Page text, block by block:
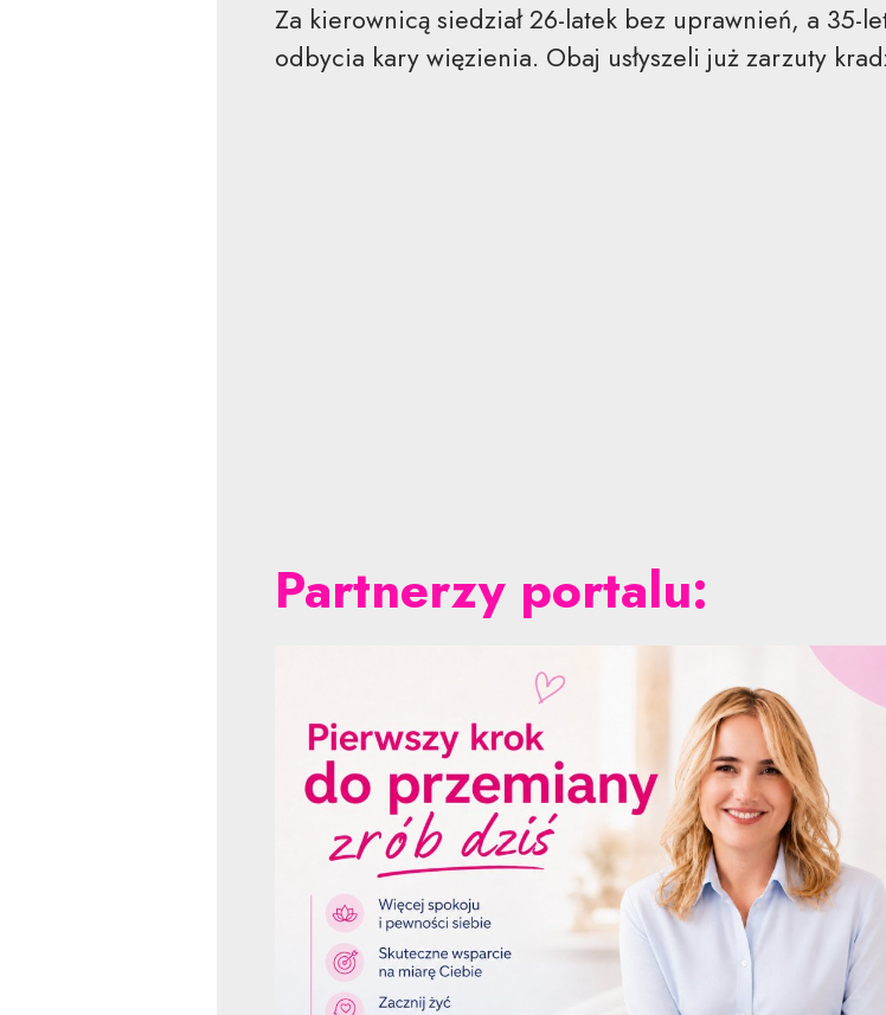
Za kierownicą siedział 26-latek bez uprawnień, a 35-
odbycia kary więzienia. Obaj usłyszeli już zarzuty
Partnerzy portalu: